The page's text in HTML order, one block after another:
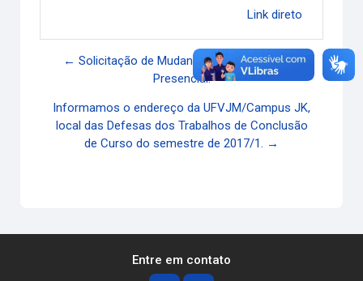
Link direto
← Solicitação de Mudança de Polo de Apoio
Presencial.
Informamos o endereço da UFVJM/Campus JK,
local das Defesas dos Trabalhos de Conclusão
de Curso do semestre de 2017/1. →
Entre em contato